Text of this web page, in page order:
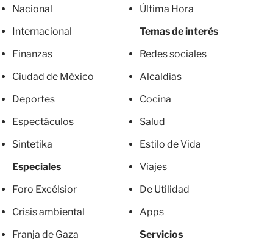
Nacional
Internacional
Finanzas
Ciudad de México
Deportes
Espectáculos
Sintetika
Especiales
Foro Excélsior
Crisis ambiental
Franja de Gaza
Última Hora
Temas de interés
Redes sociales
Alcaldías
Cocina
Salud
Estilo de Vida
Viajes
De Utilidad
Apps
Servicios